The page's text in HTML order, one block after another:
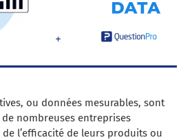
ou données mesurables, sont
nombreuses entreprises
l’efficacité de leurs produits ou